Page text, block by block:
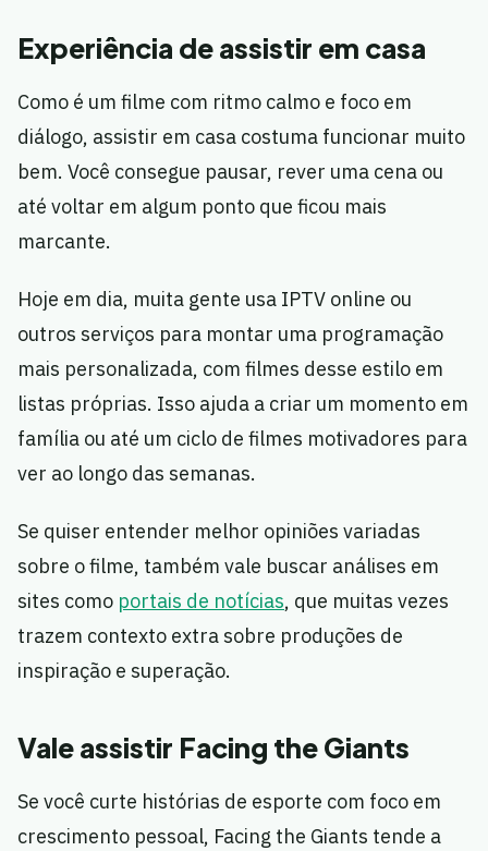
Experiência de assistir em casa
Como é um filme com ritmo calmo e foco em
diálogo, assistir em casa costuma funcionar muito
bem. Você consegue pausar, rever uma cena ou
até voltar em algum ponto que ficou mais
marcante.
Hoje em dia, muita gente usa IPTV online ou
outros serviços para montar uma programação
mais personalizada, com filmes desse estilo em
listas próprias. Isso ajuda a criar um momento em
família ou até um ciclo de filmes motivadores para
ver ao longo das semanas.
Se quiser entender melhor opiniões variadas
sobre o filme, também vale buscar análises em
sites como portais de notícias, que muitas vezes
trazem contexto extra sobre produções de
inspiração e superação.
Vale assistir Facing the Giants
Se você curte histórias de esporte com foco em
crescimento pessoal, Facing the Giants tende a